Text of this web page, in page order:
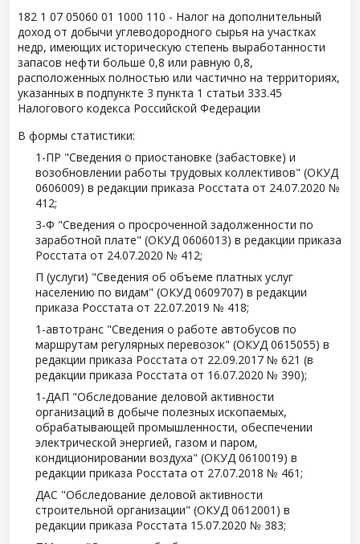
182 1 07 05060 01 1000 110 - Налог на дополнительный
доход от добычи углеводородного сырья на участках
недр, имеющих историческую степень выработанности
запасов нефти больше 0,8 или равную 0,8,
расположенных полностью или частично на территориях,
указанных в подпункте 3 пункта 1 статьи 333.45
Налогового кодекса Российской Федерации
В формы статистики:
1-ПР "Сведения о приостановке (забастовке) и
возобновлении работы трудовых коллективов" (ОКУД
0606009) в редакции приказа Росстата от 24.07.2020 №
412;
3-Ф "Сведения о просроченной задолженности по
заработной плате" (ОКУД 0606013) в редакции приказа
Росстата от 24.07.2020 № 412;
П (услуги) "Сведения об объеме платных услуг
населению по видам" (ОКУД 0609707) в редакции
приказа Росстата от 22.07.2019 № 418;
1-автотранс "Сведения о работе автобусов по
маршрутам регулярных перевозок" (ОКУД 0615055) в
редакции приказа Росстата от 22.09.2017 № 621 (в
редакции приказа Росстата от 16.07.2020 № 390);
1-ДАП "Обследование деловой активности
организаций в добыче полезных ископаемых,
обрабатывающей промышленности, обеспечении
электрической энергией, газом и паром,
кондиционировании воздуха" (ОКУД 0610019) в
редакции приказа Росстата от 27.07.2018 № 461;
ДАС "Обследование деловой активности
строительной организации" (ОКУД 0612001) в
редакции приказа Росстата 15.07.2020 № 383;